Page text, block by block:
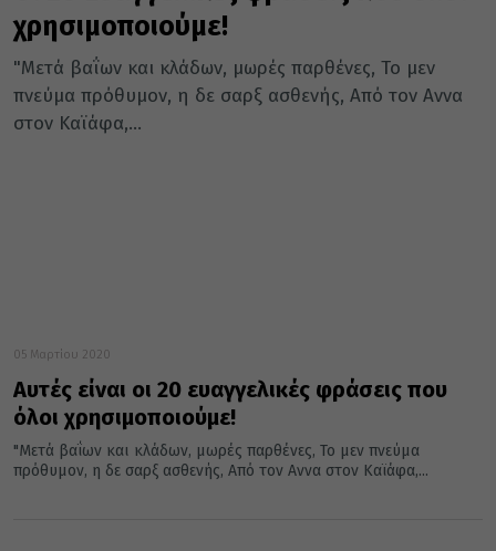
χρησιμοποιούμε!
"Μετά βαΐων και κλάδων, μωρές παρθένες, Το μεν
πνεύμα πρόθυμον, η δε σαρξ ασθενής, Από τον Αννα
στον Καϊάφα,...
05 Μαρτίου 2020
Αυτές είναι οι 20 ευαγγελικές φράσεις που
όλοι χρησιμοποιούμε!
"Μετά βαΐων και κλάδων, μωρές παρθένες, Το μεν πνεύμα
πρόθυμον, η δε σαρξ ασθενής, Από τον Αννα στον Καϊάφα,...